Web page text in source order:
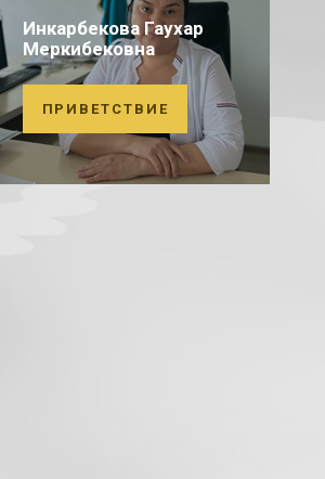
Инкарбекова Гаухар
Меркибековна
ПРИВЕТСТВИЕ